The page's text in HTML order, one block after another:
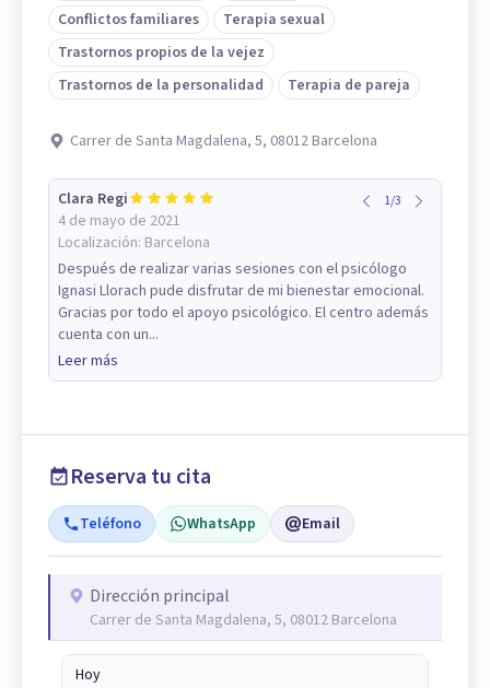
Conflictos familiares
Terapia sexual
Trastornos propios de la vejez
Trastornos de la personalidad
Terapia de pareja
Carrer de Santa Magdalena, 5, 08012 Barcelona
Clara Regi
4 de mayo de 2021
Localización: Barcelona
1/3
Después de realizar varias sesiones con el psicólogo
Ignasi Llorach pude disfrutar de mi bienestar emocional.
Gracias por todo el apoyo psicológico. El centro además
cuenta con un...
Leer más
Reserva tu cita
Teléfono WhatsApp Email
Dirección principal
Carrer de Santa Magdalena, 5, 08012 Barcelona
Hoy